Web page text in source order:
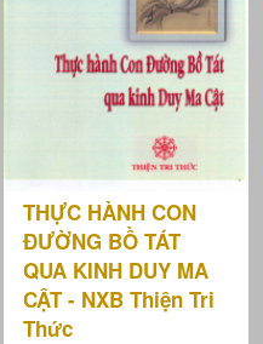
THỰC HÀNH CON
ĐƯỜNG BỒ TÁT
QUA KINH DUY MA
CẬT - NXB Thiện Tri
Thức